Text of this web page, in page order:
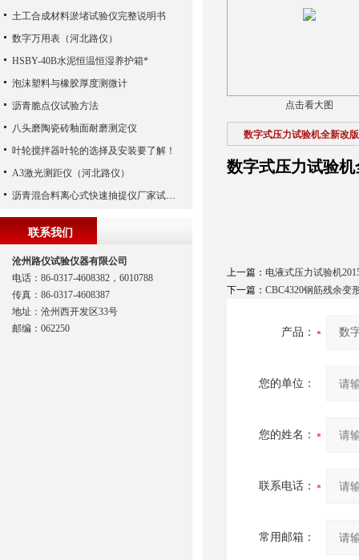
点击看大图
数字式压力试验机全新改版
数字式压力试验
上一篇： 电液式压力试验机
下一篇： CBC4320钢筋残余变
产品：
您的单位：
您的姓名：
联系电话：
常用邮箱：
土工合成材料淤堵试验仪完整说明书
数字万用表（河北路仪）
HSBY-40B水泥恒温恒湿养护箱*
泡沫塑料与橡胶厚度测微计
沥青脆点仪试验方法
八头磨陶瓷砖釉面耐磨测定仪
叶轮搅拌器叶轮的选择及安装要了解！
A3激光测距仪（河北路仪）
沥青混合料离心式快速抽提仪厂家试验方法
联系我们
沧州路仪试验仪器有限公司
电话：86-0317-4608382，6010788
传真：86-0317-4608387
地址：沧州西开发区33号
邮编：062250